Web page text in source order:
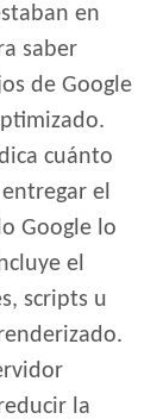
en
saber
de Google
cuánto
el
Google lo
el
scripts u
la